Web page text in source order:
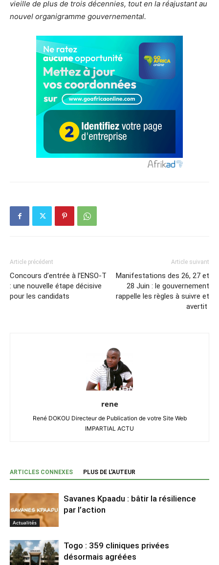
vieille de plus de trois décennies, tout en la réajustant au
nouvel organigramme gouvernemental.
Article précédent
Concours d’entrée à l’ENSO-T
: une nouvelle étape décisive
pour les candidats
Article suivant
Manifestations des 26, 27 et
28 Juin : le gouvernement
rappelle les règles à suivre et
avertit
rene
René DOKOU Directeur de Publication de votre Site Web
IMPARTIAL ACTU
ARTICLES CONNEXES PLUS DE L'AUTEUR
Actualités
Savanes Kpaadu : bâtir la résilience
par l’action
Togo : 359 cliniques privées
désormais agréées